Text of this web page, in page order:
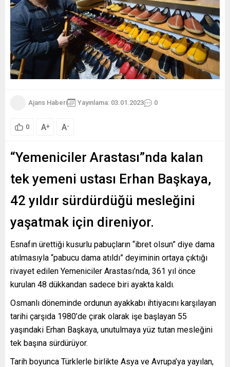
Ajans Haberi Yayınlama: 03.01.2023 0
0 A+ A-
“Yemeniciler Arastası”nda kalan
tek yemeni ustası Erhan Başkaya,
42 yıldır sürdürdüğü mesleğini
yaşatmak için direniyor.
Esnafın ürettiği kusurlu pabuçların “ibret olsun” diye dama
atılmasıyla “pabucu dama atıldı” deyiminin ortaya çıktığı
rivayet edilen Yemeniciler Arastası’nda, 361 yıl önce
kurulan 48 dükkandan sadece biri ayakta kaldı.
Osmanlı döneminde ordunun ayakkabı ihtiyacını karşılayan
tarihi çarşıda 1980’de çırak olarak işe başlayan 55
yaşındaki Erhan Başkaya, unutulmaya yüz tutan mesleğini
tek başına sürdürüyor.
Tarih boyunca Türklerle birlikte Asya ve Avrupa’ya yayılan,